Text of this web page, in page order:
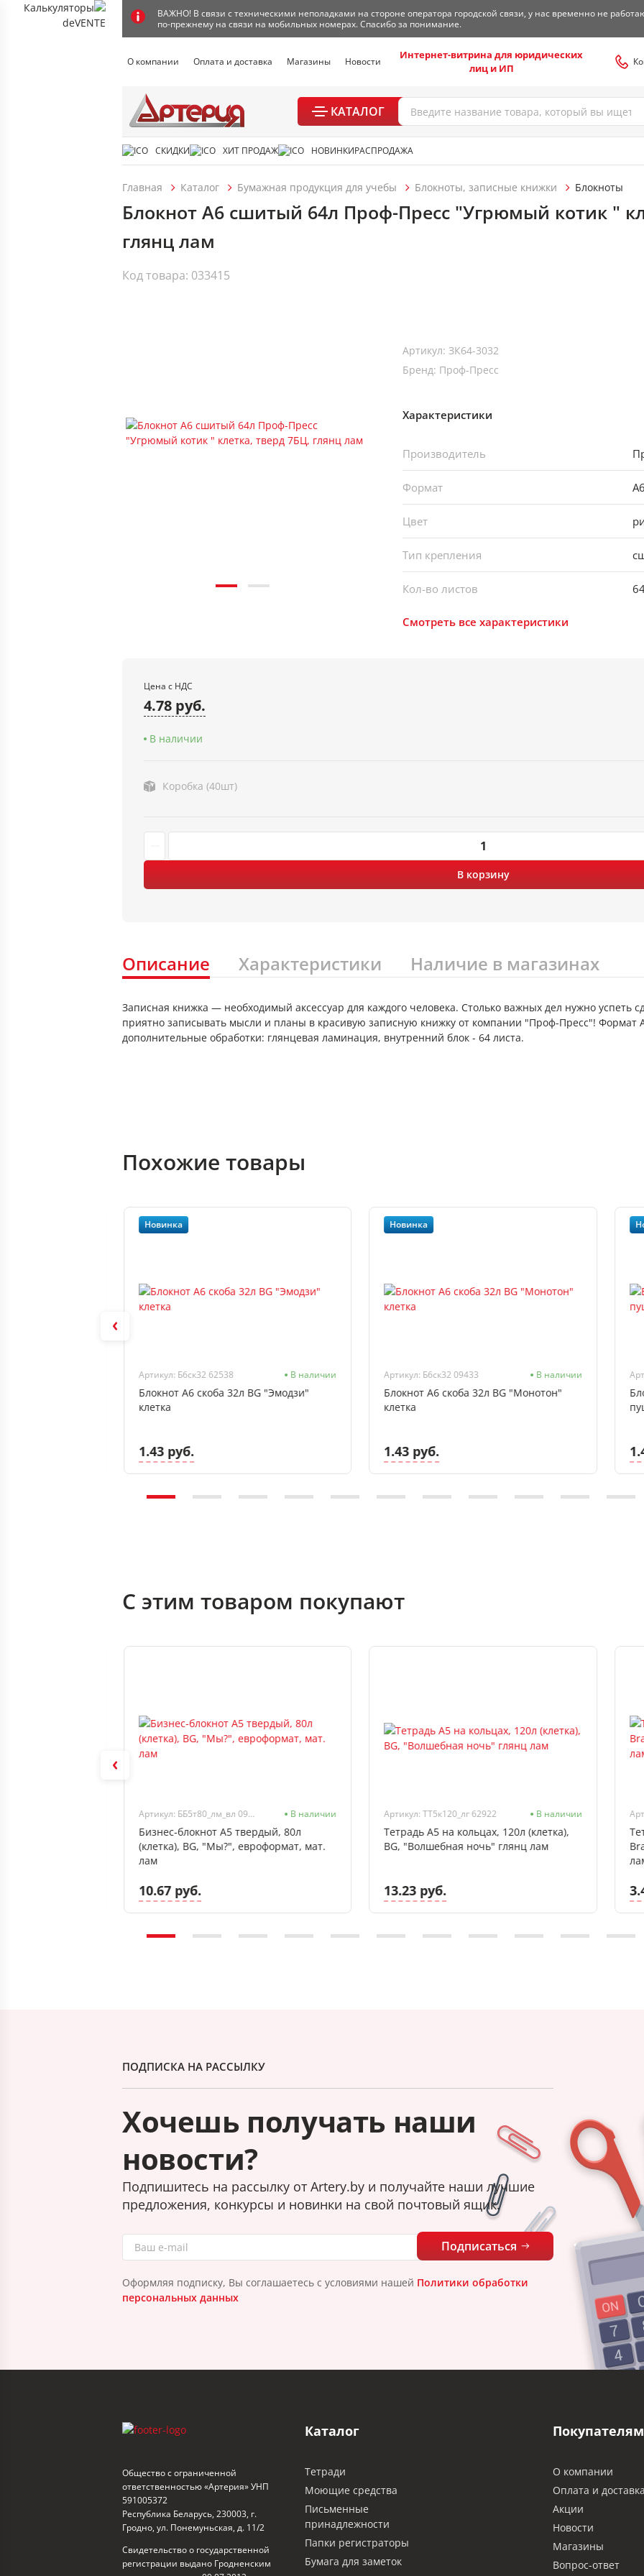
ВАЖНО! В связи с техническими неполадками на стороне оператора городской связи, у нас временно не
по-прежнему на связи на мобильных номерах. Спасибо за понимание.
О компании Оплата и доставка Магазины Новости
Интернет-витрина для юридических
лиц и ИП
КАТАЛОГ
СКИДКИ ХИТ ПРОДАЖ НОВИНКИРАСПРОДАЖА
Главная Каталог Бумажная продукция для учебы Блокноты, записные книжки Блокноты
Блокнот А6 сшитый 64л Проф-Пресс "Угрюмый котик "
глянц лам
Код товара: 033415
Артикул: ЗК64-3032
Бренд: Проф-Пресс
Характеристики
Производитель
Формат А6
Цвет
Тип крепления
Кол-во листов
Смотреть все характеристики
Цена с НДС
4.78 руб.
В наличии
Коробка (40шт)
В корзину
Описание Характеристики Наличие в магазинах
Записная книжка — необходимый аксессуар для каждого человека. Столько важных дел нужно успеть
приятно записывать мысли и планы в красивую записную книжку от компании "Проф-Пресс"! Формат
дополнительные обработки: глянцевая ламинация, внутренний блок - 64 листа.
Похожие товары
Новинка
Артикул: Б6ск32 62538 В наличии
Блокнот А6 скоба 32л BG "Эмодзи"
клетка
1.43 руб.
Новинка
Артикул: Б6ск32 09433 В наличии
Блокнот А6 скоба 32л BG "Монотон"
клетка
1.43 руб.
С этим товаром покупают
Артикул: ББ5т80_лм_вл 09374 В наличии
Бизнес-блокнот А5 твердый, 80л
(клетка), BG, "Мы?", евроформат, мат.
лам
10.67 руб.
Артикул: ТТ5к120_лг 62922 В наличии
Тетрадь А5 на кольцах, 120л (клетка),
BG, "Волшебная ночь" глянц лам
13.23 руб.
ПОДПИСКА НА РАССЫЛКУ
Хочешь получать наши
новости?
Подпишитесь на рассылку от Artery.by и получайте наши лучшие
предложения, конкурсы и новинки на свой почтовый ящик.
Подписаться
Оформляя подписку, Вы соглашаетесь с условиями нашей Политики обработки
персональных данных
Общество с ограниченной
ответственностью «Артерия» УНП
591005372
Республика Беларусь, 230003, г.
Гродно, ул. Понемуньская, д. 11/2
Свидетельство о государственной
регистрации выдано Гродненским
Каталог
Тетради
Моющие средства
Письменные
принадлежности
Папки регистраторы
Бумага для заметок
Покупателям
О компании
Оплата и доставка
Акции
Новости
Магазины
Вопрос-ответ